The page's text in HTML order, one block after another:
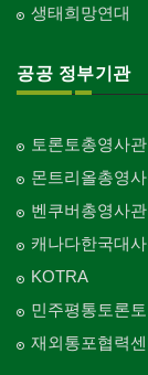
생태희망연대
공공 정부기관
토론토총영사관
몬트리올총영
벤쿠버총영사관
캐나다한국대
KOTRA
민주평통토론토
재외통포협력